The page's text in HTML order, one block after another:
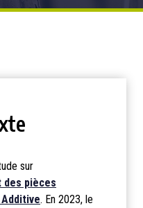
sur
des pièces
. En 2023, le